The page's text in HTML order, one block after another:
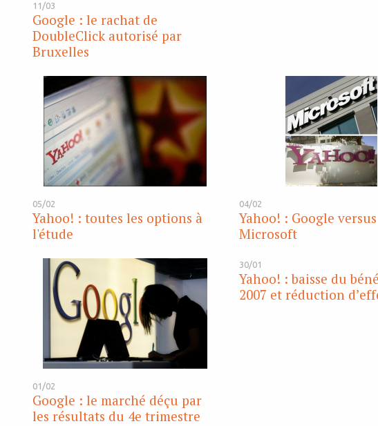
11/03
Google : le rachat de
DoubleClick autorisé par
Bruxelles
05/02
Yahoo! : toutes les options à
l'étude
04/02
Yahoo! : Google versus
Microsoft
01/02
Google : le marché déçu par
les résultats du 4e trimestre
30/01
Yahoo! : baisse du
2007 et réduction